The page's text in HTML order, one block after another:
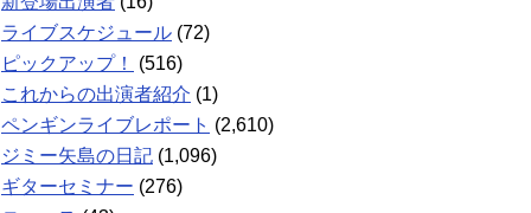
ライブスケジュール (72)
ピックアップ！
(516)
これからの出演者紹介 (1)
ペンギンライブレポート (2,610)
ジミー矢島の日記 (1,096)
ギターセミナー (276)